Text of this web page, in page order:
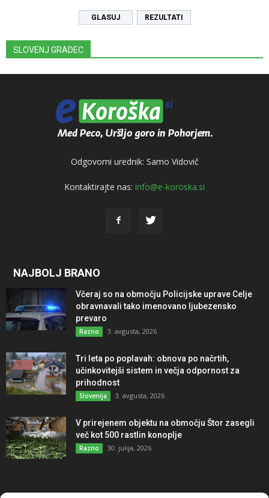
REZULTATI
SLOVENJ GRADEC
Odgovorni urednik: Samo Vidovič
Kontaktirajte nas: info@e-koroska.si
NAJBOLJ BRANO
Včeraj so na območju Policijske uprave Celje
obravnavali tako imenovano ljubezensko
prevaro
Razno 3. avgusta, 2026
Tri leta po poplavah: obnova po načrtih,
učinkovitejši sistem in večja odpornost za
prihodnost
Slovenija 3. avgusta, 2026
V prirejenem objektu na območju Štor zasegli
več kot 500 rastlin konoplje
Razno 30. julija, 2026